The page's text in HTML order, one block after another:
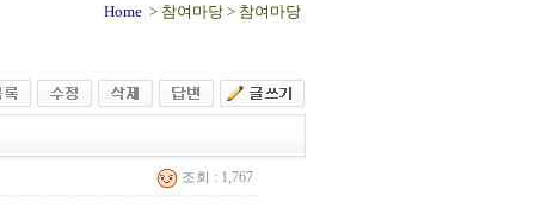
Home > 참여마당 > 참여마당
조회 : 1,767